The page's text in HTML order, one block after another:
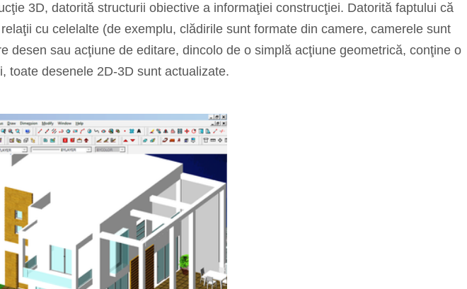
3D, datorită structurii obiective a informaţiei construcţiei. Datorită faptului că
cu celelalte (de exemplu, clădirile sunt formate din camere, camerele sunt
sau acţiune de editare, dincolo de o simplă acţiune geometrică, conţine o
toate desenele 2D-3D sunt actualizate.